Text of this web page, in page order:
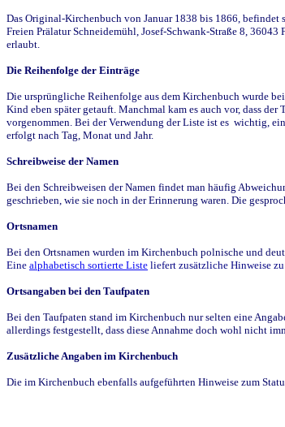
Das Original-Kirchenbuch von Januar 1838 bis 1866,
Freien Prälatur Schneidemühl, Josef-Schwank-Straße 8,
erlaubt.
Die Reihenfolge der Einträge
Die ursprüngliche Reihenfolge aus dem Kirchenbuch wurde
Kind eben später getauft. Manchmal kam es auch vor, dass
vorgenommen. Bei der Verwendung der Liste ist es wichtig,
erfolgt nach Tag, Monat und Jahr.
Schreibweise der Namen
Bei den Schreibweisen der Namen findet man häufig
geschrieben, wie sie noch in der Erinnerung waren. Die
Ortsnamen
Bei den Ortsnamen wurden im Kirchenbuch polnische und
Eine alphabetisch sortierte Liste liefert zusätzliche Hinweise
Ortsangaben bei den Taufpaten
Bei den Taufpaten stand im Kirchenbuch nur selten eine
allerdings festgestellt, dass diese Annahme doch wohl nicht
Zusätzliche Angaben im Kirchenbuch
Die im Kirchenbuch ebenfalls aufgeführten Hinweise zum